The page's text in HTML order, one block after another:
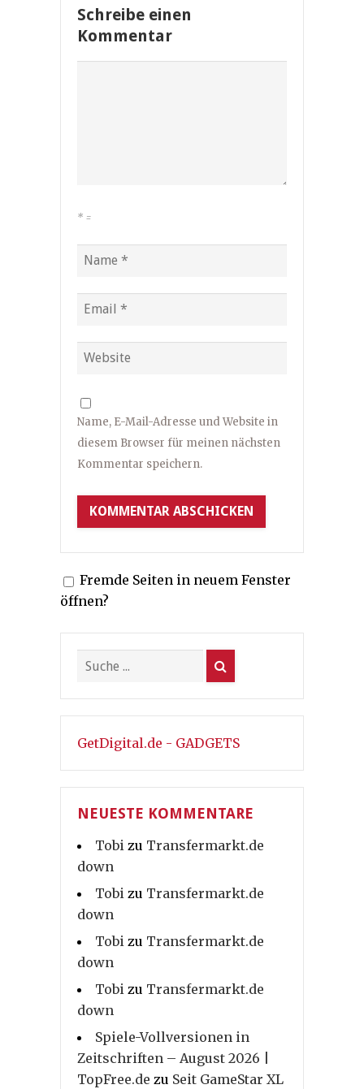
Schreibe einen
Kommentar
* =
Name, E-Mail-Adresse und Website in
diesem Browser für meinen nächsten
Kommentar speichern.
Fremde Seiten in neuem Fenster
öffnen?
GetDigital.de - GADGETS
NEUESTE KOMMENTARE
Tobi zu Transfermarkt.de
down
Tobi zu Transfermarkt.de
down
Tobi zu Transfermarkt.de
down
Tobi zu Transfermarkt.de
down
Spiele-Vollversionen in
Zeitschriften – August 2026 |
TopFree.de zu Seit GameStar XL